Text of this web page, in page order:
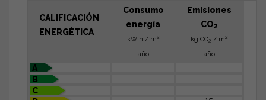
CALIFICACIÓN
ENERGÉTICA
Consumo
energía
kW h / m2
año
Emisiones
CO2
kg CO2 / m2
año
A
B
C